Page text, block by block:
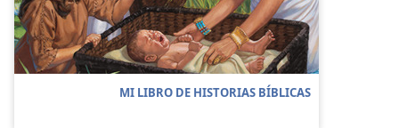
MI LIBRO DE HISTORIAS BÍBLICAS